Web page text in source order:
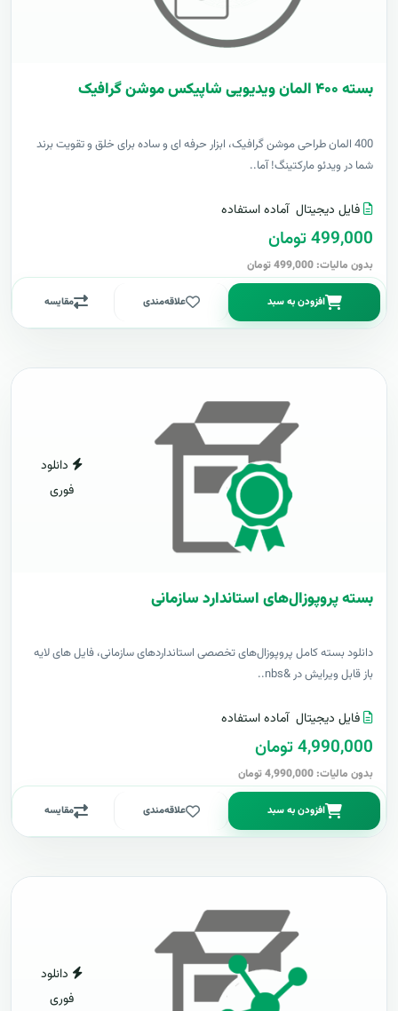
بسته ۴۰۰ المان ویدیویی شاپیکس موشن گرافیک
400 المان طراحی موشن گرافیک، ابزار حرفه ای و ساده برای خلق و تقویت برند
شما در ویدئو مارکتینگ! آما..
فایل دیجیتال آماده استفاده
499,000 تومان
بدون مالیات: 499,000 تومان
افزودن به سبد علاقه‌مندی مقایسه
دانلود
فوری
بسته پروپوزال‌های استاندارد سازمانی
دانلود بسته کامل پروپوزال‌های تخصصی استانداردهای سازمانی، فایل های لایه
باز قابل ویرایش در &nbs..
فایل دیجیتال آماده استفاده
4,990,000 تومان
بدون مالیات: 4,990,000 تومان
افزودن به سبد علاقه‌مندی مقایسه
دانلود
فوری